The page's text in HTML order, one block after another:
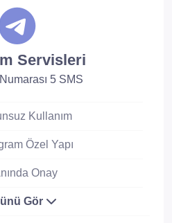
Servisleri
5 SMS
Kullanım
Özel Yapı
Onay
Gör